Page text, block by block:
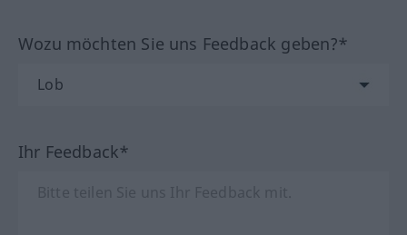
Wozu möchten Sie uns Feedback geben?*
Ihr Feedback*